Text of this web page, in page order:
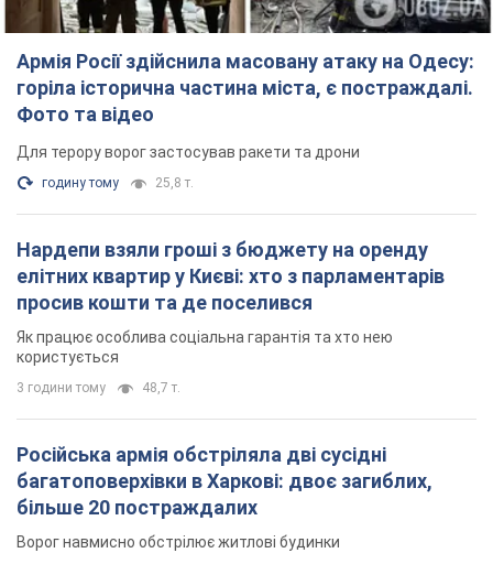
Армія Росії здійснила масовану атаку на Одесу:
горіла історична частина міста, є постраждалі.
Фото та відео
Для терору ворог застосував ракети та дрони
годину тому 25,8 т.
Нардепи взяли гроші з бюджету на оренду
елітних квартир у Києві: хто з парламентарів
просив кошти та де поселився
Як працює особлива соціальна гарантія та хто нею
користується
3 години тому 48,7 т.
Російська армія обстріляла дві сусідні
багатоповерхівки в Харкові: двоє загиблих,
більше 20 постраждалих
Ворог навмисно обстрілює житлові будинки